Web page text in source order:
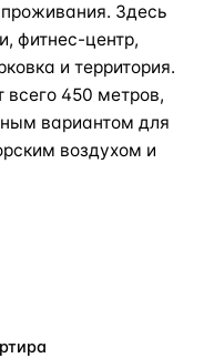
Здесь
фитнес-центр,
и территория.
всего 450 метров,
вариантом для
воздухом и